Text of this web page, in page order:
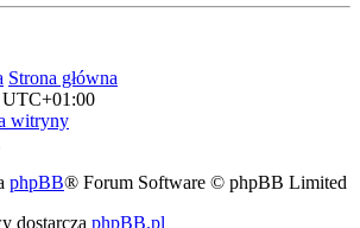
Strona główna
UTC+01:00
witryny
phpBB® Forum Software © phpBB Limited
dostarcza phpBB.pl